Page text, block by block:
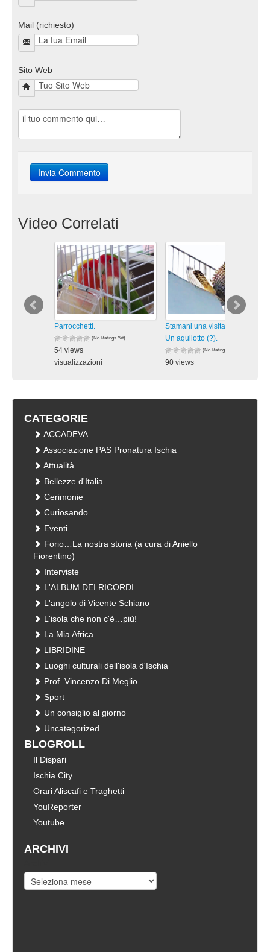
Mail (richiesto)
Sito Web
Video Correlati
Parrocchetti.
(No Ratings Yet)
54 views
visualizzazioni
Stamani una visita inaspettata:
Un aquilotto (?).
(No Ratings Yet)
90 views
CATEGORIE
ACCADEVA …
Associazione PAS Pronatura Ischia
Attualità
Bellezze d'Italia
Cerimonie
Curiosando
Eventi
Forio…La nostra storia (a cura di Aniello
Fiorentino)
Interviste
L'ALBUM DEI RICORDI
L'angolo di Vicente Schiano
L'isola che non c'è…più!
La Mia Africa
LIBRIDINE
Luoghi culturali dell'isola d'Ischia
Prof. Vincenzo Di Meglio
Sport
Un consiglio al giorno
Uncategorized
BLOGROLL
Il Dispari
Ischia City
Orari Aliscafi e Traghetti
YouReporter
Youtube
ARCHIVI